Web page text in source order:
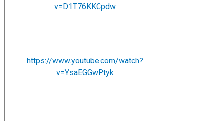
v=D1T76KKCpdw
https://www.youtube.com/watch?
v=YsaEGGwPtyk